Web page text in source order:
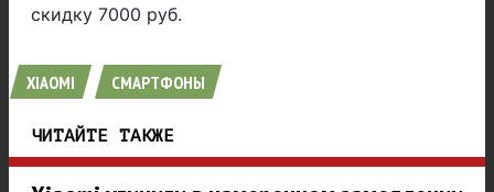
скидку 7000 руб.
XIAOMI СМАРТФОНЫ
ЧИТАЙТЕ ТАКЖЕ